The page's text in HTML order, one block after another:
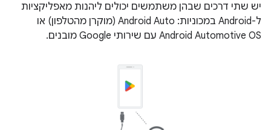
יש שתי דרכים שבהן משתמשים יכולים ליהנות מאפליקציות
ל-Android במכוניות: Android Auto (מוקרן מהטלפון) או
Android Automotive OS עם שירותי Google מובנים.